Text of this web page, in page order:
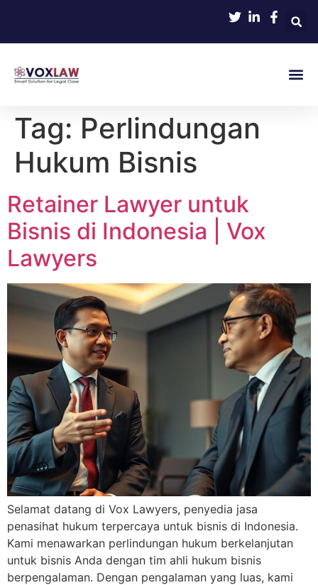
Tag: Perlindungan
Hukum Bisnis
Retainer Lawyer untuk
Bisnis di Indonesia | Vox
Lawyers
Selamat datang di Vox Lawyers, penyedia jasa
penasihat hukum terpercaya untuk bisnis di Indonesia.
Kami menawarkan perlindungan hukum berkelanjutan
untuk bisnis Anda dengan tim ahli hukum bisnis
berpengalaman. Dengan pengalaman yang luas, kami